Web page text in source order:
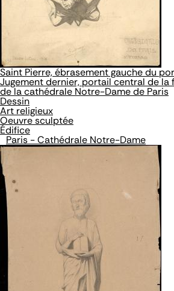
Saint Pierre, ébrasement gauche du
Jugement dernier, portail central de
de la cathédrale Notre-Dame de Paris
Dessin
Art religieux
Oeuvre sculptée
Édifice
Paris - Cathédrale Notre-Dame